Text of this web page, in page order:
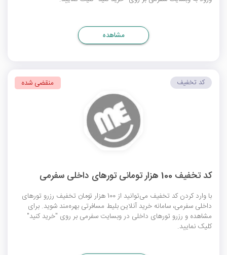
مشاهده
کد تخفیف 100 هزار تومانی تورهای داخلی سفرمی
با وارد کردن کد تخفیف می‌توانید از 100 هزار تومان تخفیف رزرو تورهای
داخلی سفرمی، سامانه خرید آنلاین بلیط مسافرتی بهره‌مند شوید. برای
مشاهده و رزرو تورهای داخلی در وبسایت سفرمی بر روی "خرید کنید"
کلیک نمایید.
کد تخفیف منقضی شده